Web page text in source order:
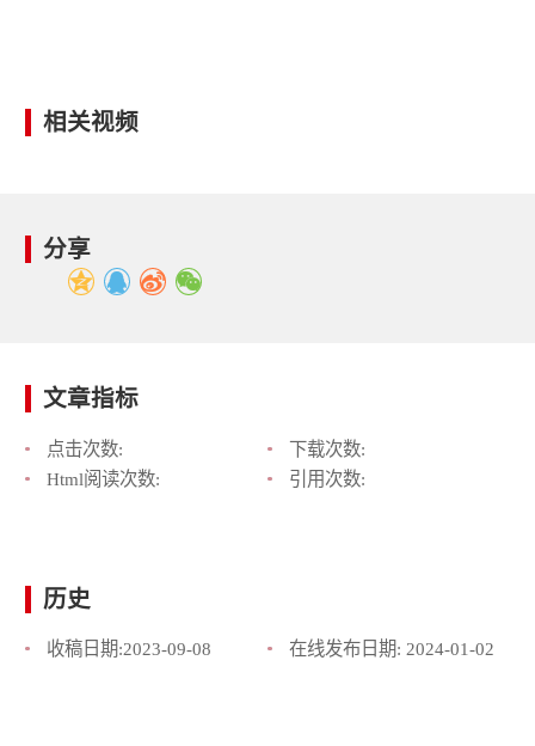
相关视频
分享
文章指标
点击次数:
下载次数:
Html阅读次数:
引用次数:
历史
收稿日期:2023-09-08 在线发布日期: 2024-01-02